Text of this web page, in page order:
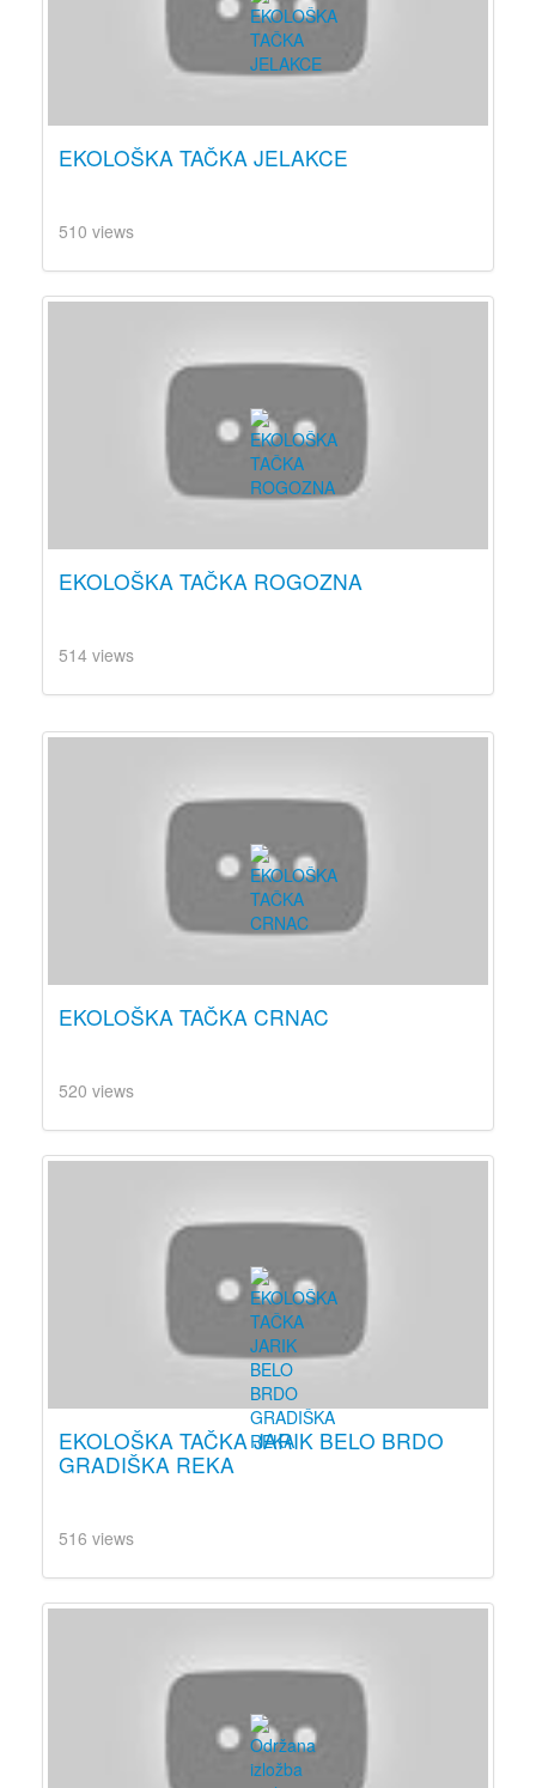
EKOLOŠKA TAČKA JELAKCE
510 views
EKOLOŠKA TAČKA ROGOZNA
514 views
EKOLOŠKA TAČKA CRNAC
520 views
EKOLOŠKA TAČKA JARIK BELO BRDO
GRADIŠKA REKA
516 views